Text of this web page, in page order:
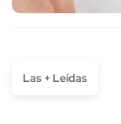
Las + Leídas